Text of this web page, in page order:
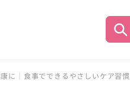
に｜食事でできるやさしいケア習慣